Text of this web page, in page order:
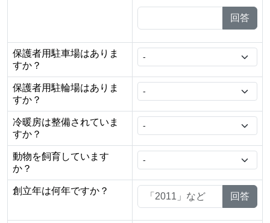
回答
保護者用駐車場はありま
すか？
保護者用駐輪場はありま
すか？
冷暖房は整備されていま
すか？
動物を飼育しています
か？
創立年は何年ですか？
回答